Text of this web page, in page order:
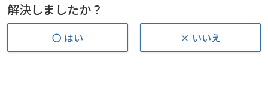
解決しましたか？
〇 はい × いいえ